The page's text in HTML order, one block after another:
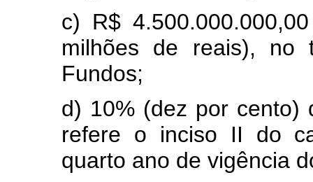
c) R$
milhões de reais), no
Fundos;
d) 10% (dez por cento)
refere o inciso II do
quarto ano de vigência